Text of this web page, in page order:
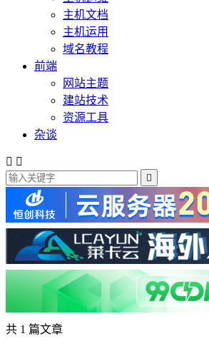
主机文档
主机运用
域名教程
前端
网站主题
建站技术
资源工具
杂谈
 

共 1 篇文章